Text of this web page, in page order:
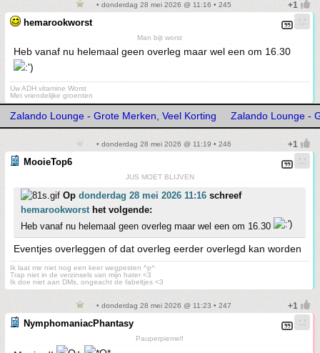
• donderdag 28 mei 2026 @ 11:16 • 245
hemarookworst
Man bijt worst
Heb vanaf nu helemaal geen overleg maar wel een om 16.30
Uw ADH vitamine Worst
Met vriendelijke groenten
Zalando Lounge - Grote Merken, Veel Korting Zalando Lounge -
• donderdag 28 mei 2026 @ 11:19 • 246
MooieTop6
JUS MOET BLIJVEN
Op donderdag 28 mei 2026 11:16 schreef
hemarookworsthet volgende:
Heb vanaf nu helemaal geen overleg maar wel een om 16.30
Eventjes overleggen of dat overleg eerder overlegd kan worden
Ik laat me niet nog een keer wegpesten ^p^
Trap niet in de verzinsels van mijn hater <3
Ik doe niet aan DMs, ongeacht de fabeltjes <3
• donderdag 28 mei 2026 @ 11:23 • 247
NymphomaniacPhantasy
Pauperpiemel!